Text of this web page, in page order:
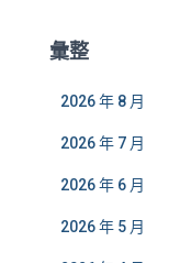
彙整
2026 年 8 月
2026 年 7 月
2026 年 6 月
2026 年 5 月